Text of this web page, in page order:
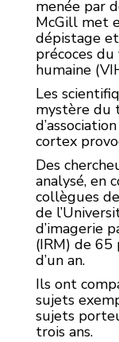
menée par
McGill met
dépistage
précoces du
humaine
Les
mystère du
cortex
Des
analysé, en
collègues
de
d’imagerie
(IRM) de
d’un an.
Ils ont
sujets
sujets
trois ans.